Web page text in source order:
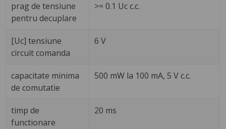
prag de tensiune
pentru decuplare
>= 0.1 Uc c.c.
[Uc] tensiune
circuit comanda
6 V
capacitate minima
de comutatie
500 mW la 100 mA, 5 V c.c.
timp de
functionare
20 ms